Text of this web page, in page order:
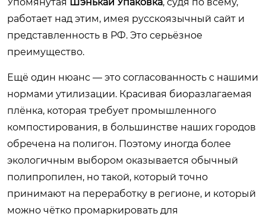
работает над этим, имея русскоязычный сайт и
представленность в РФ. Это серьёзное
преимущество.
Ещё один нюанс — это согласованность с нашими
нормами утилизации. Красивая биоразлагаемая
плёнка, которая требует промышленного
компостирования, в большинстве наших городов
обречена на полигон. Поэтому иногда более
экологичным выбором оказывается обычный
полипропилен, но такой, который точно
принимают на переработку в регионе, и который
можно чётко промаркировать для